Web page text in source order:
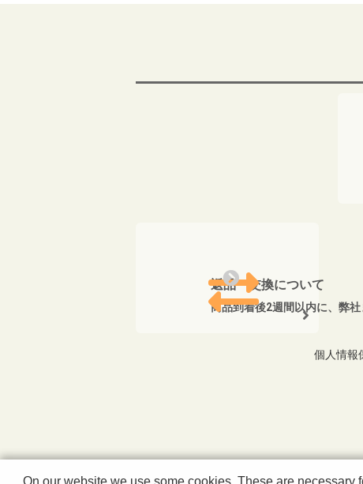
返品・交換について
商品到着後2週間以内に、弊社
個人情報
On our website we use some cookies. These are necessary